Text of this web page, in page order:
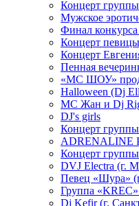
Концерт
Мужское
Финал
Концерт
Концерт
Пенная
«МС ШОУ»
Halloween (Dj
МС Жан и Dj
DJ's girls
Концерт
Концерт
DVJ Electra (г.
Певец «Шура»
Группа
Dj Kefir (г.